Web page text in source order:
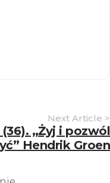
Next Article >
(36). „Żyj i pozwól
Hendrik Groen